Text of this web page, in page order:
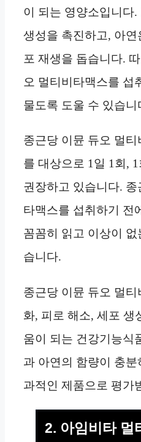
이 되는 영양소입니다
생성을 촉진하고, 아연
포 재생을 돕습니다.
오 멀티비타맥스를 섭
물도록 도울 수 있습니
종근당 이뮨 듀오 멀
를 대상으로 1일 1회,
권장하고 있습니다. 종
타맥스를 섭취하기 전
꼼꼼히 읽고 이상이
습니다.
종근당 이뮨 듀오 멀
화, 피로 해소, 세포 생
움이 되는 건강기능식
과 아연의 함량이 충
과적인 제품으로 평가
2. 아임비타 멀